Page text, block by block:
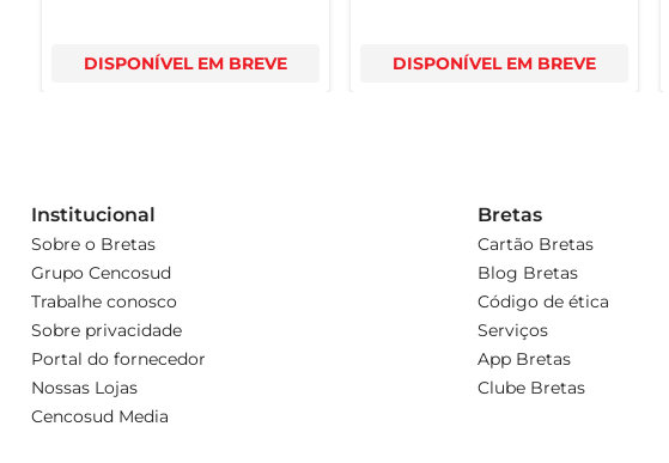
DISPONÍVEL EM BREVE DISPONÍVEL EM BREVE
Institucional
Sobre o Bretas
Grupo Cencosud
Trabalhe conosco
Sobre privacidade
Portal do fornecedor
Nossas Lojas
Cencosud Media
Bretas
Cartão Bretas
Blog Bretas
Código de ética
Serviços
App Bretas
Clube Bretas